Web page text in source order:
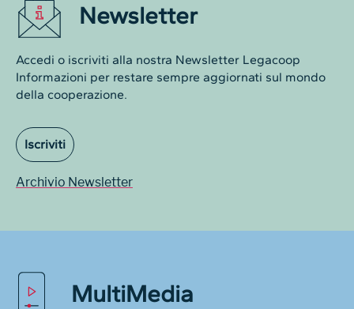
Newsletter
Accedi o iscriviti alla nostra Newsletter Legacoop
Informazioni per restare sempre aggiornati sul mondo
della cooperazione.
Iscriviti
Archivio Newsletter
MultiMedia